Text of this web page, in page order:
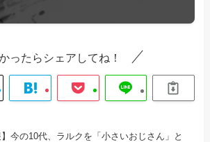
ったらシェアしてね！
】今の10代、ラルクを「小さいおじさん」と